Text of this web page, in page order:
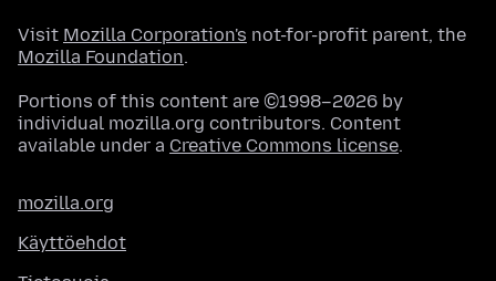
Visit Mozilla Corporation's not-for-profit parent, the
Mozilla Foundation.
Portions of this content are ©1998–2026 by
individual mozilla.org contributors. Content
available under a Creative Commons license.
mozilla.org
Käyttöehdot